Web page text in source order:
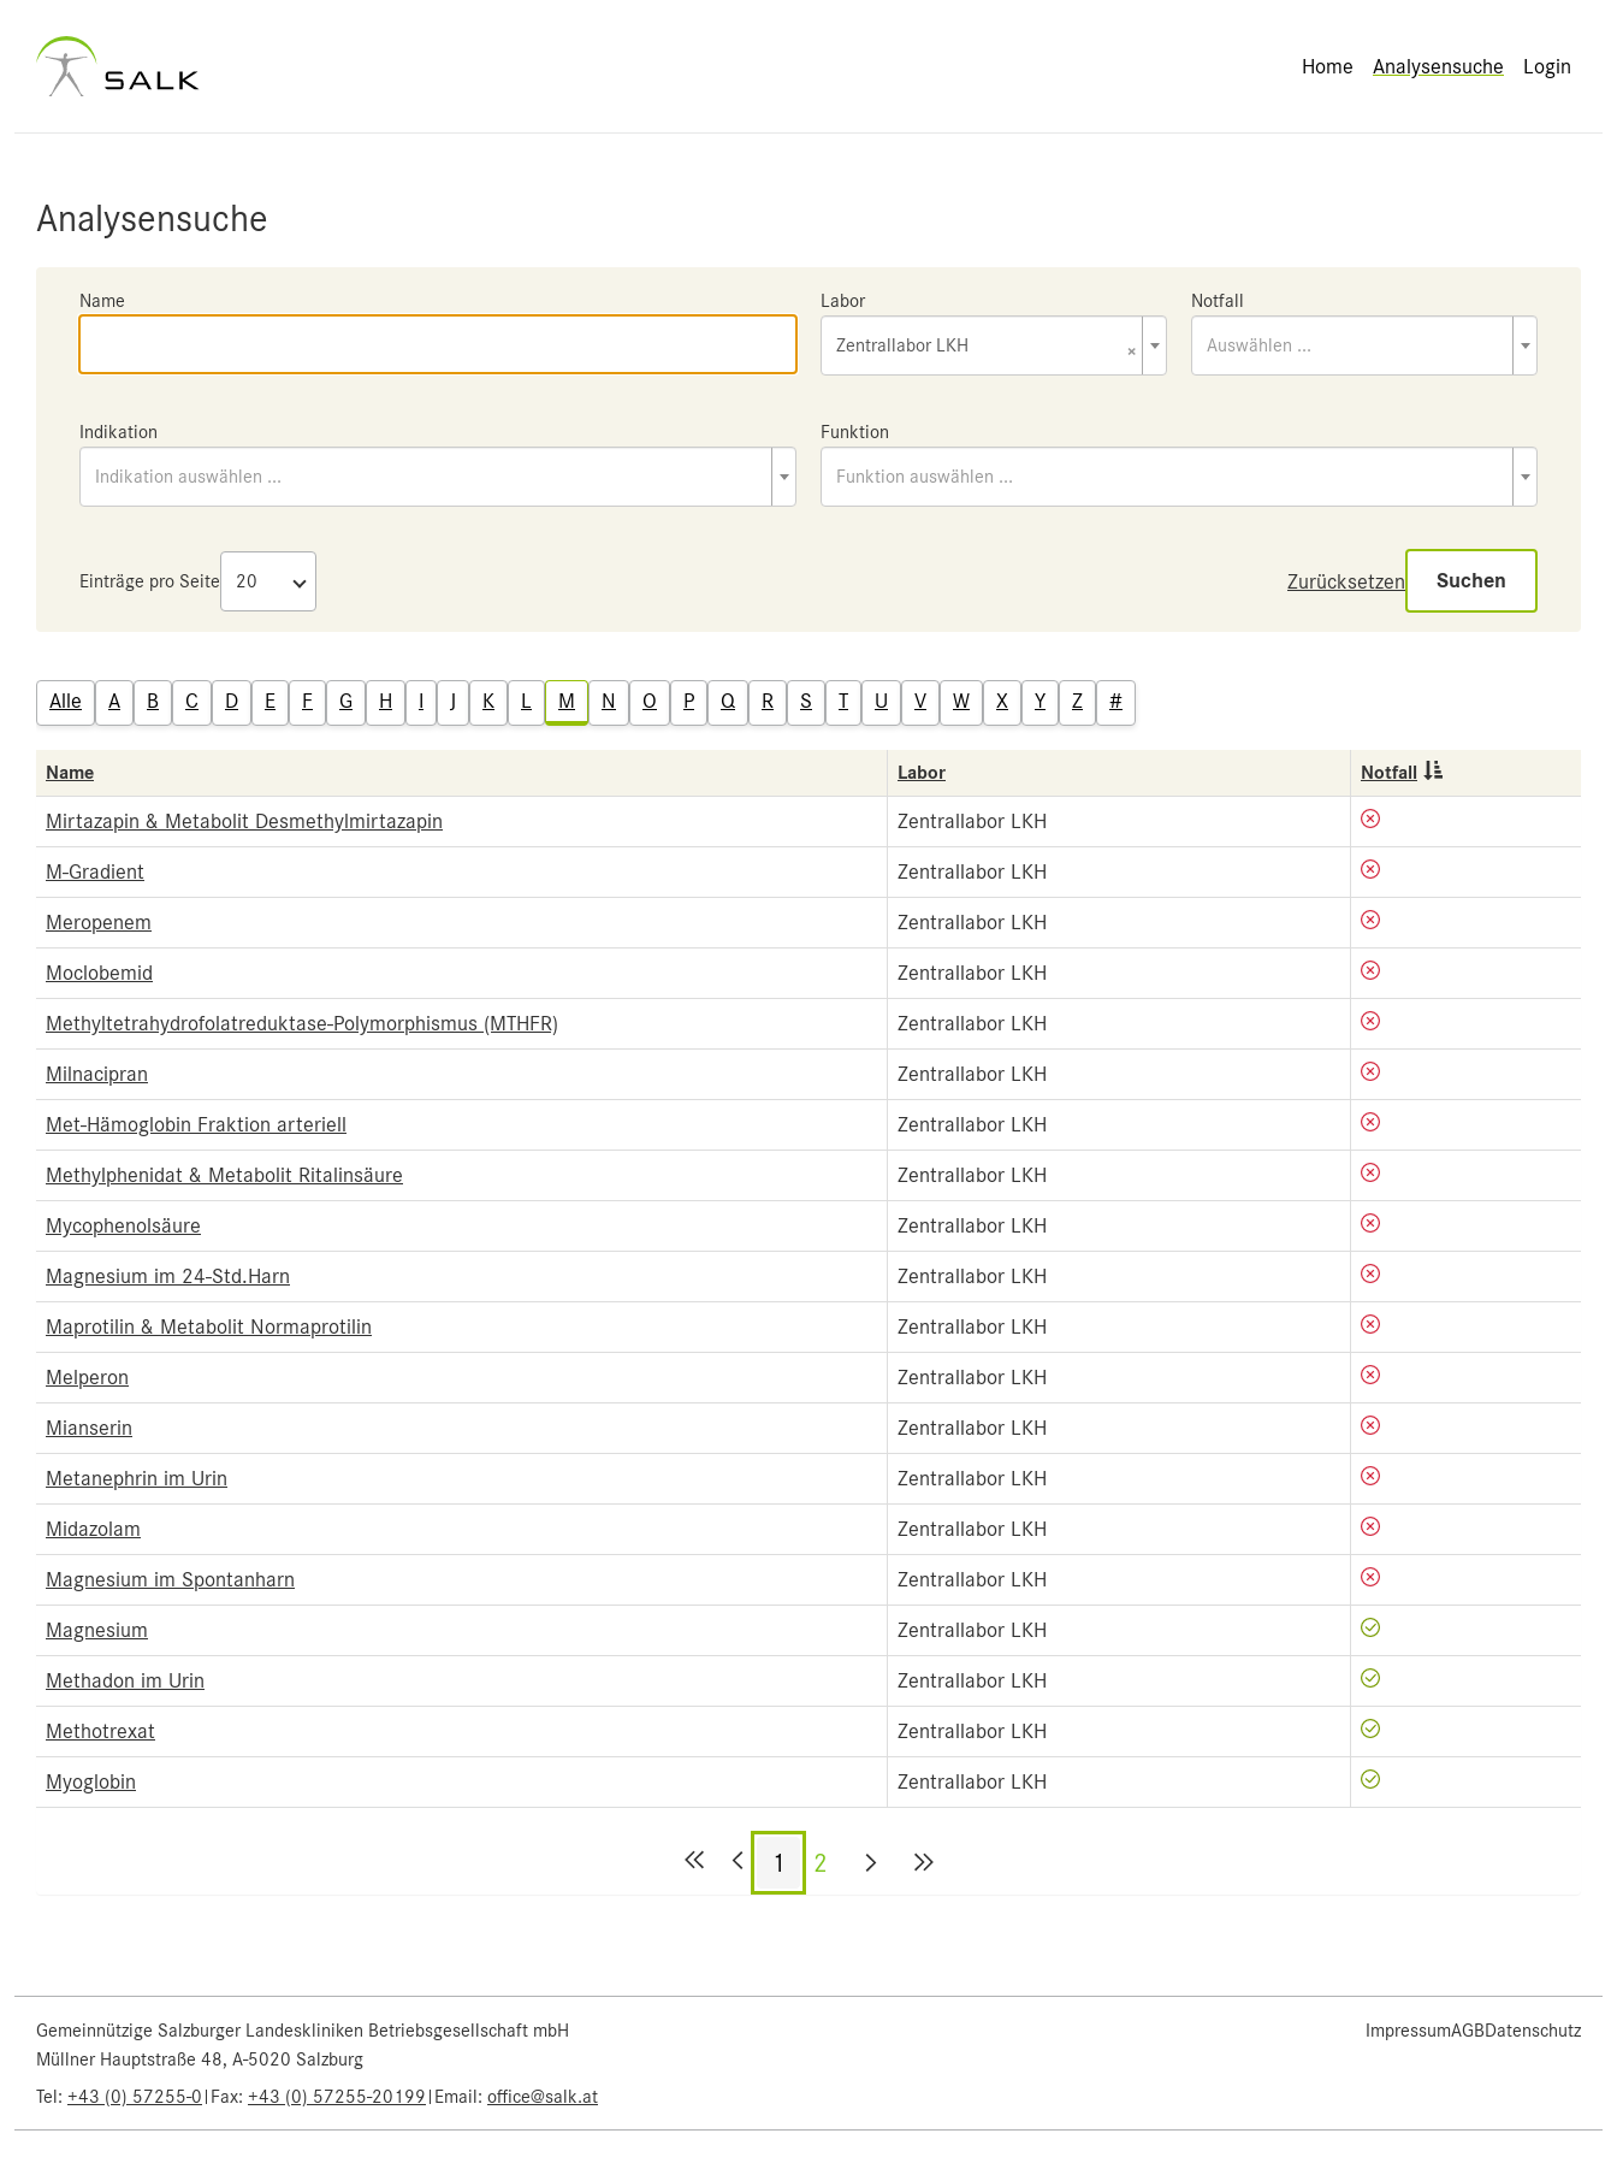
Home Analysensuche Login
Analysensuche
Name Labor
×
Zentrallabor LKH
Notfall
Auswählen ...
Indikation
Indikation auswählen ...
Funktion
Funktion auswählen ...
Einträge pro Seite Zurücksetzen Suchen
Alle A B C D E F G H I J K L M N O P Q R S T U V W X Y Z #
Name Labor Notfall
Mirtazapin & Metabolit Desmethylmirtazapin Zentrallabor LKH
M-Gradient Zentrallabor LKH
Meropenem Zentrallabor LKH
Moclobemid Zentrallabor LKH
Methyltetrahydrofolatreduktase-Polymorphismus (MTHFR) Zentrallabor LKH
Milnacipran Zentrallabor LKH
Met-Hämoglobin Fraktion arteriell Zentrallabor LKH
Methylphenidat & Metabolit Ritalinsäure Zentrallabor LKH
Mycophenolsäure Zentrallabor LKH
Magnesium im 24-Std.Harn Zentrallabor LKH
Maprotilin & Metabolit Normaprotilin Zentrallabor LKH
Melperon Zentrallabor LKH
Mianserin Zentrallabor LKH
Metanephrin im Urin Zentrallabor LKH
Midazolam Zentrallabor LKH
Magnesium im Spontanharn Zentrallabor LKH
Magnesium Zentrallabor LKH
Methadon im Urin Zentrallabor LKH
Methotrexat Zentrallabor LKH
Myoglobin Zentrallabor LKH
1 2
Gemeinnützige Salzburger Landeskliniken Betriebsgesellschaft mbH
Müllner Hauptstraße 48, A-5020 Salzburg
Tel: +43 (0) 57255-0 | Fax: +43 (0) 57255-20199 | Email: office@salk.at
ImpressumAGBDatenschutz